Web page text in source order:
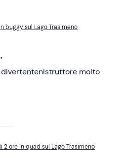
buggy sul Lago Trasimeno
molto
2 ore in quad sul Lago Trasimeno